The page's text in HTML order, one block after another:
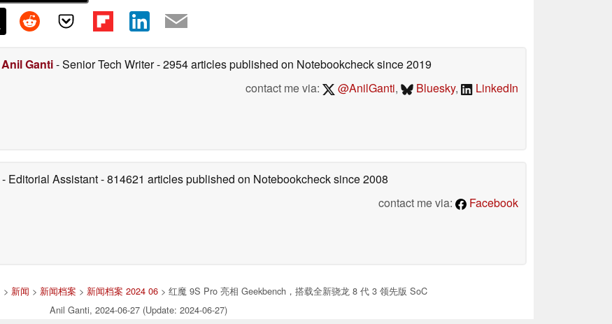
Anil Ganti- Senior Tech Writer- 2954 articles published on Notebookchecksince 2019
contact me via:
@AnilGanti, Bluesky, LinkedIn
- Editorial Assistant- 814621 articles published on Notebookchecksince 2008
contact me via:
Facebook
> 新闻 > 新闻档案 > 新闻档案 2024 06> 红魔 9S Pro 亮相 Geekbench，搭载全新骁龙 8 代 3 领先版 SoC
Anil Ganti, 2024-06-27 (Update: 2024-06-27)